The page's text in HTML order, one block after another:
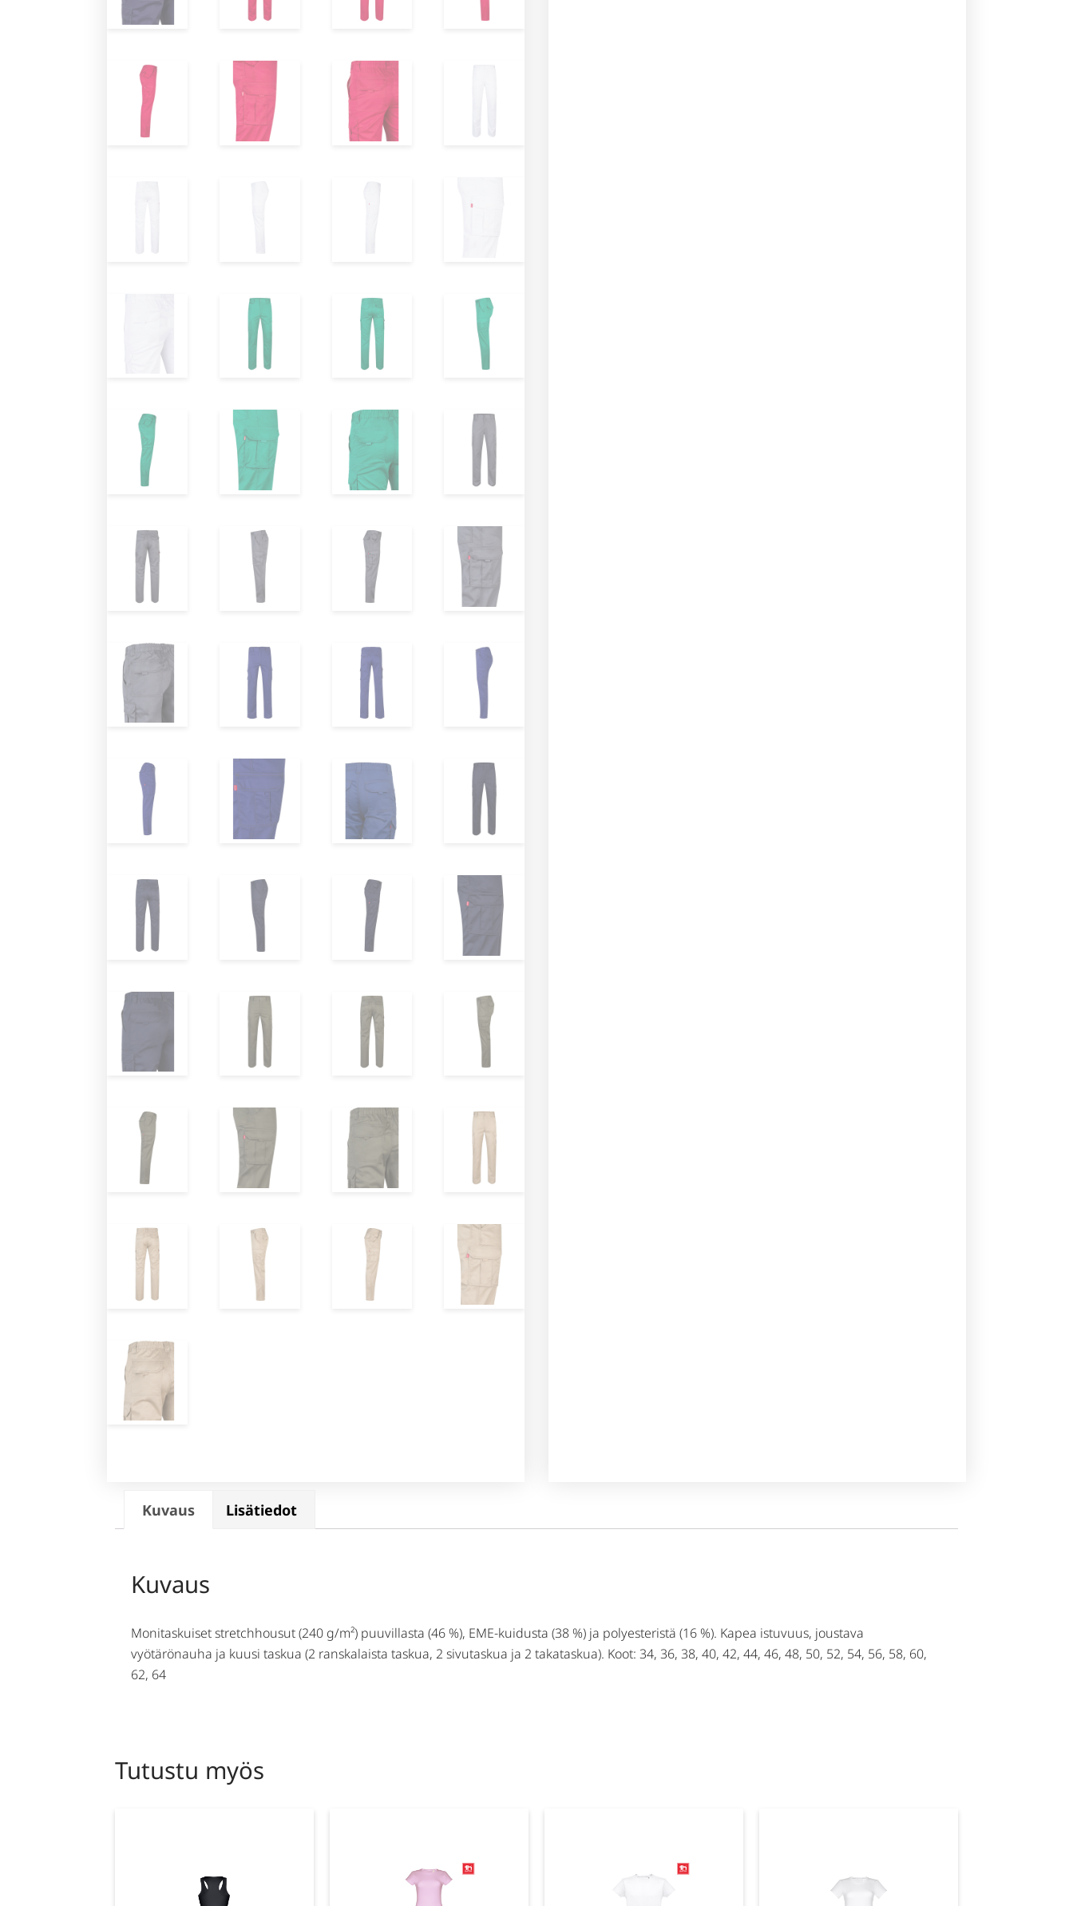
Kuvaus Lisätiedot
Kuvaus
Monitaskuiset stretchhousut (240 g/m²) puuvillasta (46 %), EME-kuidusta (38 %) ja polyesteristä (16 %). Kapea istuvuus, joustava
vyötärönauha ja kuusi taskua (2 ranskalaista taskua, 2 sivutaskua ja 2 takataskua). Koot: 34, 36, 38, 40, 42, 44, 46, 48, 50, 52, 54, 56, 58, 60,
62, 64
Tutustu myös